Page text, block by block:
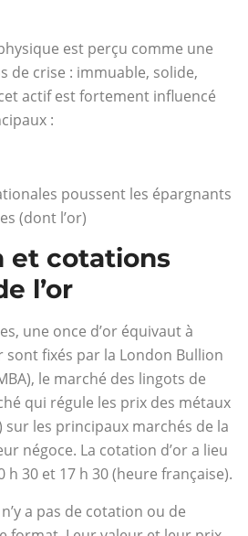
est perçu comme une
de crise : immuable, solide,
actif est fortement influencé
:
poussent les épargnants
(dont l’or)
et cotations
l’or
une once d’or équivaut à
sont fixés par la London Bullion
le marché des lingots de
qui régule les prix des métaux
les principaux marchés de la
négoce. La cotation d’or a lieu
h 30 et 17 h 30 (heure française).
a pas de cotation ou de